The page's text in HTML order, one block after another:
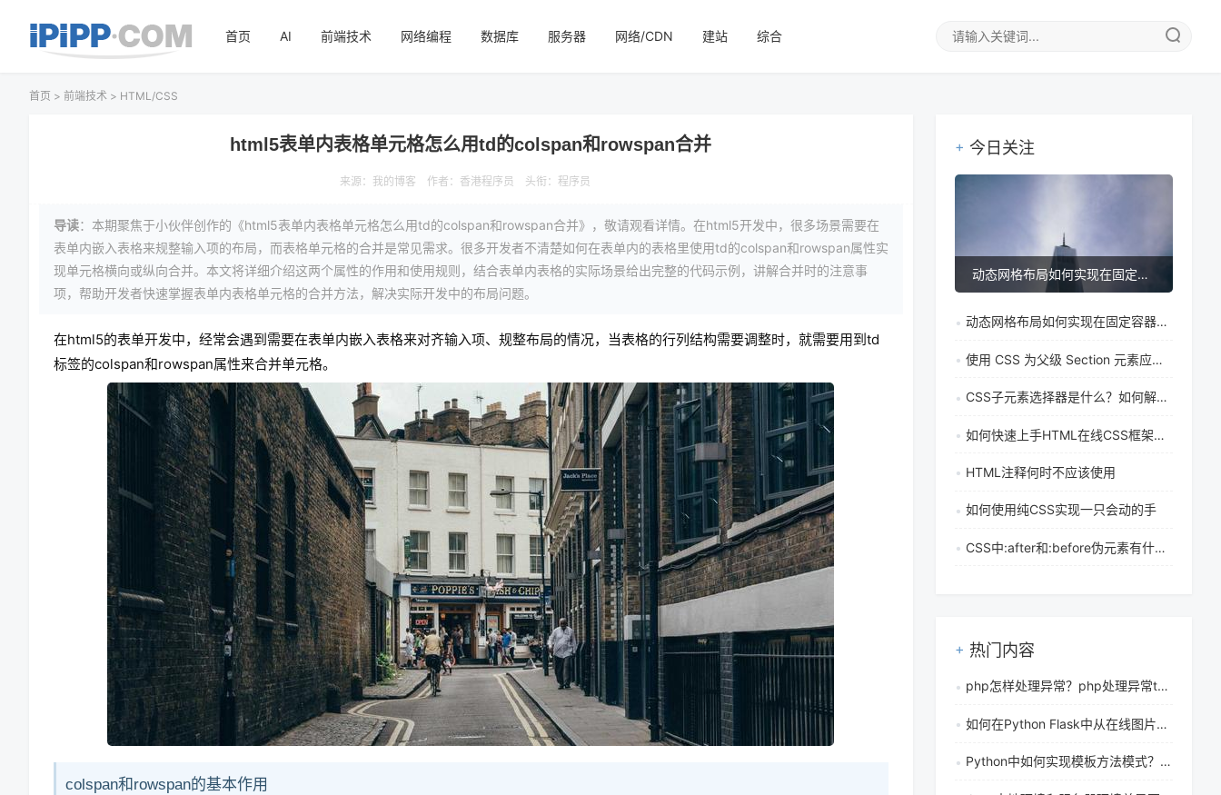
首页 AI 前端技术 网络编程 数据库 服务器 网络/CDN 建站 综合
首页 > 前端技术 > HTML/CSS
html5表单内表格单元格怎么用td的colspan和rowspan合并
来源： 我的博客 作者：香港程序员 头衔：程序员
导读：本期聚焦于小伙伴创作的《html5表单内表格单元格怎么用td的colspan和rowspan合并》，敬请观看详情。在html5开发中，很多场景需要在
表单内嵌入表格来规整输入项的布局，而表格单元格的合并是常见需求。很多开发者不清楚如何在表单内的表格里使用td的colspan和rowspan属性实
现单元格横向或纵向合并。本文将详细介绍这两个属性的作用和使用规则，结合表单内表格的实际场景给出完整的代码示例，讲解合并时的注意事
项，帮助开发者快速掌握表单内表格单元格的合并方法，解决实际开发中的布局问题。
在html5的表单开发中，经常会遇到需要在表单内嵌入表格来对齐输入项、规整布局的情况，当表格的行列结构需要调整时，就需要用到td
标签的colspan和rowspan属性来合并单元格。
colspan和rowspan的基本作用
今日关注
动态网格布局如何实现在固定容器中让单元格自适应调整
动态网格布局如何实现在固定容器中让单元格自适应调整
使用 CSS 为父级 Section 元素应用奇偶逻辑
CSS子元素选择器是什么？如何解决特定元素样式覆盖问题
如何快速上手HTML在线CSS框架和前端UI库？
HTML注释何时不应该使用
如何使用纯CSS实现一只会动的手
CSS中:after和:before伪元素有什么作用，具体该如何使用
热门内容
php怎样处理异常？php处理异常trycatch结构怎么使用
如何在Python Flask中从在线图片URL生成Blurhash占位符
Python中如何实现模板方法模式？设计模式在框架设计中的应用有哪些